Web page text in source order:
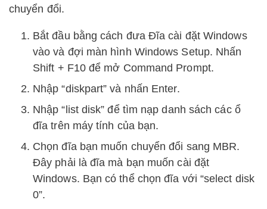
chuyển đổi.
Bắt đầu bằng cách đưa Đĩa cài đặt Windows
vào và đợi màn hình Windows Setup. Nhấn
Shift + F10 để mở Command Prompt.
Nhập “diskpart” và nhấn Enter.
Nhập “list disk” để tìm nạp danh sách các ổ
đĩa trên máy tính của bạn.
Chọn đĩa bạn muốn chuyển đổi sang MBR.
Đây phải là đĩa mà bạn muốn cài đặt
Windows. Bạn có thể chọn đĩa với “select disk
0”.